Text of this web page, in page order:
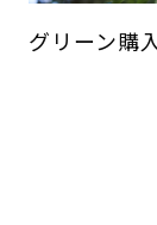
グリーン購